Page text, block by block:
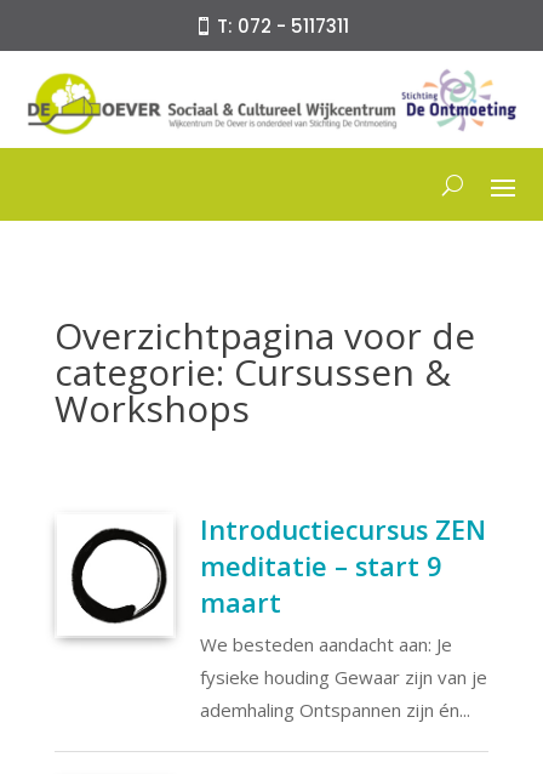
T: 072 - 5117311
Overzichtpagina voor de
categorie: Cursussen &
Workshops
Introductiecursus ZEN
meditatie – start 9
maart
We besteden aandacht aan: Je
fysieke houding Gewaar zijn van je
ademhaling Ontspannen zijn én...